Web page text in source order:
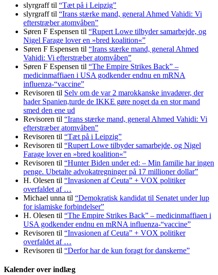
slyrgrafftil “Tæt på i Leipzig”
slyrgrafftil “Irans stærke mand, general Ahmed Vahidi: Vi
efterstræber atomvåben”
Søren F Espensen til “Rupert Lowe tilbyder samarbejde, og
Nigel Farage lover en »bred koalition«”
Søren F Espensen til “Irans stærke mand, general Ahmed
Vahidi: Vi efterstræber atomvåben”
Søren F Espensen til “The Empire Strikes Back” –
medicinmaffiaen i USA godkender endnu en mRNA
influenza-“vaccine”
Revisoren til Selv om de var 2 marokkanske invadører, der
hader Spanien,turde de IKKE gøre noget da en stor mand
smed den ene ud
Revisoren til “Irans stærke mand, general Ahmed Vahidi: Vi
efterstræber atomvåben”
Revisoren til “Tæt på i Leipzig”
Revisoren til “Rupert Lowe tilbyder samarbejde, og Nigel
Farage lover en »bred koalition«”
Revisoren til “Hunter Biden under ed: – Min familie har ingen
penge. Ubetalte advokat­regninger på 17 millioner dollar”
H. Olesen til “Invasionen af Ceuta” + VOX politiker
overfaldet af …
Michael unna til “Demokratisk kandidat til Senatet under lup
for islamiske forbindelser”
H. Olesen til “The Empire Strikes Back” – medicinmaffiaen i
USA godkender endnu en mRNA influenza-“vaccine”
Revisoren til “Invasionen af Ceuta” + VOX politiker
overfaldet af …
Revisoren til “Derfor har de kun foragt for danskerne”
Kalender over indlæg